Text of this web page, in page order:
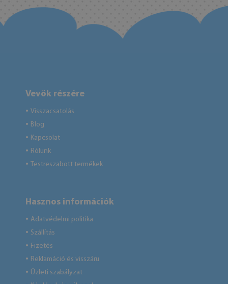
Vevők részére
● Visszacsatolás
● Blog
● Kapcsolat
● Rólunk
● Testreszabott termékek
Hasznos információk
● Adatvédelmi politika
● Szállítás
● Fizetés
● Reklamáció és visszáru
● Üzleti szabályzat